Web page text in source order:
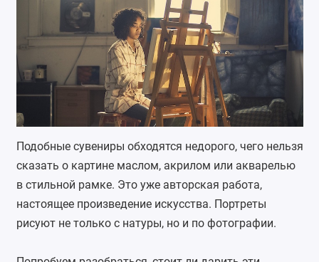
Подобные сувениры обходятся недорого, чего нельзя
сказать о картине маслом, акрилом или акварелью
в стильной рамке. Это уже авторская работа,
настоящее произведение искусства. Портреты
рисуют не только с натуры, но и по фотографии.